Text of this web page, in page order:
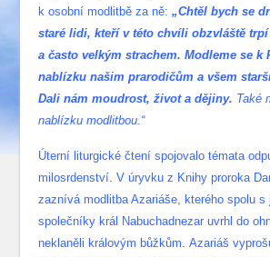
k osobní modlitbě za ně: „Chtěl bych se
staré lidi, kteří v této chvíli obzvláště
a často velkým strachem. Modleme se k
nablízku našim prarodičům a všem
Dali nám moudrost, život a dějiny. Také
nablízku modlitbou.“
Úterní liturgické čtení spojovalo témata
milosrdenství. V úryvku z Knihy proroka
zaznívá modlitba Azariáše, kterého spolu s
společníky král Nabuchadnezar uvrhl do
neklaněli královým bůžkům. Azariáš